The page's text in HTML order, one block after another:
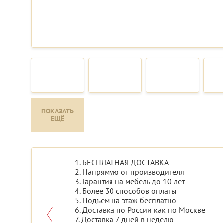
ПОКАЗАТЬ
ЕЩЁ
1. БЕСПЛАТНАЯ ДОСТАВКА
2. Напрямую от производителя
3. Гарантия на мебель до 10 лет
4. Более 30 способов оплаты
5. Подъем на этаж бесплатно
6. Доставка по России как по Москве
7. Доставка 7 дней в неделю